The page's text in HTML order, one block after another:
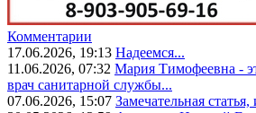
Комментарии
17.06.2026, 19:13 Надеемся...
11.06.2026, 07:32 Мария Тимофеевна -
врач санитарной службы...
07.06.2026, 15:07 Замечательная